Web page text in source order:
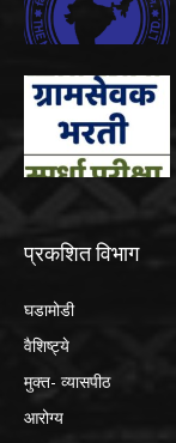
प्रकशित विभाग
घडामोडी
वैशिष्ट्ये
मुक्त- व्यासपीठ
आरोग्य